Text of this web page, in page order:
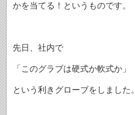
かを当てる！というものです。
先日、社内で
「このグラブは硬式か軟式か」
という利きグローブをしました。